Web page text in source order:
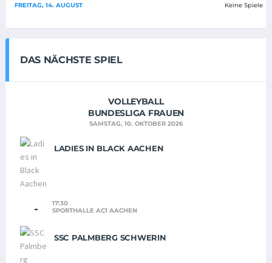
FREITAG, 14. AUGUST Keine Spiele
DAS NÄCHSTE SPIEL
VOLLEYBALL
BUNDESLIGA FRAUEN
SAMSTAG, 10. OKTOBER 2026
LADIES IN BLACK AACHEN
-
17:30
SPORTHALLE AC1 AACHEN
SSC PALMBERG SCHWERIN